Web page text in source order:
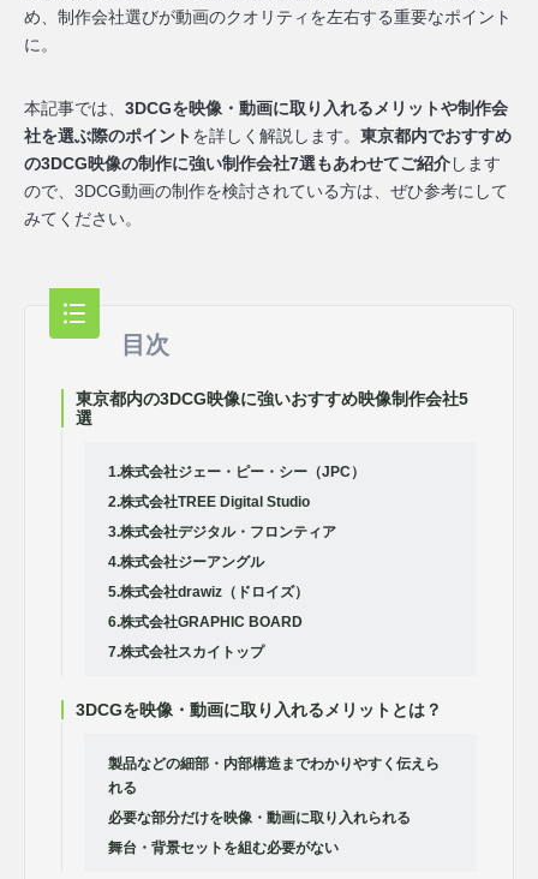
め、制作会社選びが動画のクオリティを左右する重要なポイント
に。
本記事では、 3DCGを映像・動画に取り入れるメリットや制作会
社を選ぶ際のポイントを詳しく解説します。 東京都内でおすすめ
の3DCG映像の制作に強い制作会社7選もあわせてご紹介します
ので、3DCG動画の制作を検討されている方は、ぜひ参考にして
みてください。
目次
東京都内の3DCG映像に強いおすすめ映像制作会社5
選
1.株式会社ジェー・ピー・シー（JPC）
2.株式会社TREE Digital Studio
3.株式会社デジタル・フロンティア
4.株式会社ジーアングル
5.株式会社drawiz（ドロイズ）
6.株式会社GRAPHIC BOARD
7.株式会社スカイトップ
3DCGを映像・動画に取り入れるメリットとは？
製品などの細部・内部構造までわかりやすく伝えら
れる
必要な部分だけを映像・動画に取り入れられる
舞台・背景セットを組む必要がない